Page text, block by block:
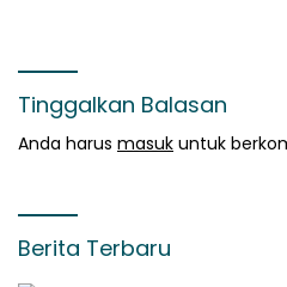
Tinggalkan Balasan
Anda harus masuk untuk
Berita Terbaru